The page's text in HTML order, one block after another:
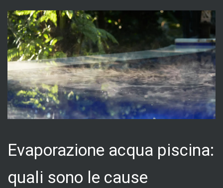
Evaporazione acqua piscina:
quali sono le cause